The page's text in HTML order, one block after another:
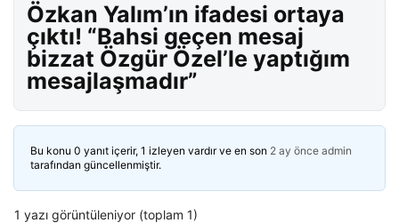
Özkan Yalım’ın ifadesi ortaya
çıktı! “Bahsi geçen mesaj
bizzat Özgür Özel’le yaptığım
mesajlaşmadır”
Bu konu 0 yanıt içerir, 1 izleyen vardır ve en son 2 ay önce admin
tarafından güncellenmiştir.
1 yazı görüntüleniyor (toplam 1)